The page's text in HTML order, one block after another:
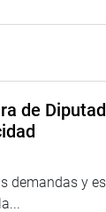
protección
juez, dejando
información
protección
de los
el plazo
e
de jueces
de
demandas y